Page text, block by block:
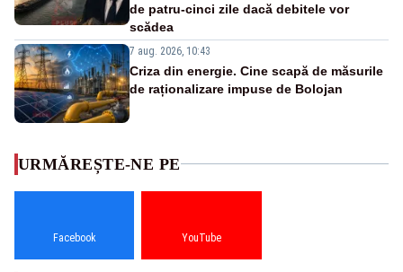
de patru-cinci zile dacă debitele vor
scădea
7 aug. 2026, 10:43
Criza din energie. Cine scapă de măsurile
de raționalizare impuse de Bolojan
URMĂREȘTE-NE PE
Facebook YouTube